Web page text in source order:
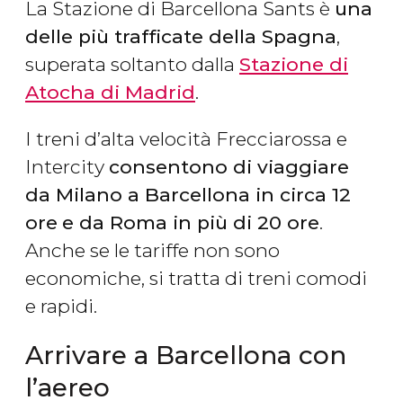
La Stazione di Barcellona Sants è una
delle più trafficate della Spagna,
superata soltanto dalla Stazione di
Atocha di Madrid.
I treni d’alta velocità Frecciarossa e
Intercity consentono di viaggiare
da Milano a Barcellona in circa 12
ore e da Roma in più di 20 ore.
Anche se le tariffe non sono
economiche, si tratta di treni comodi
e rapidi.
Arrivare a Barcellona con
l’aereo